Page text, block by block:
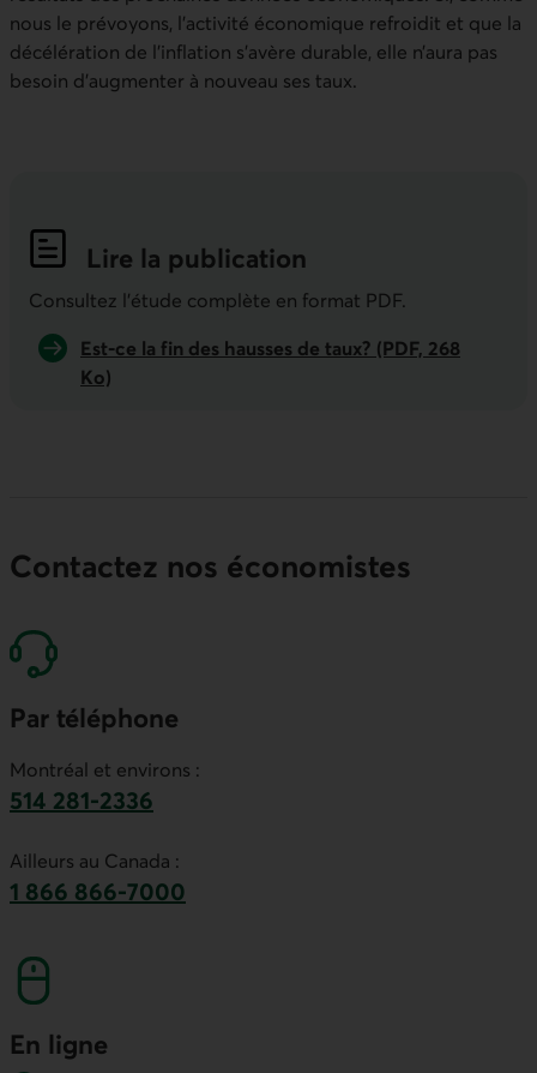
nous le prévoyons, l’activité économique refroidit et que la
décélération de l’inflation s’avère durable, elle n’aura pas
besoin d’augmenter à nouveau ses taux.
Lire la publication
Indicateurs économiques de la
Consultez l'étude complète en format PDF.
Est-ce la fin des hausses de taux? (PDF, 268
Ko)
Contactez nos économistes
Par téléphone
Montréal et environs :
514 281-2336
Ailleurs au Canada :
1 866 866-7000
En ligne